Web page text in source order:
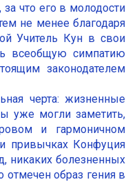
что его в молодости
не менее благодаря
Учитель Кун в свои
всеобщую симпатию
законодателем
черта: жизненные
уже могли заметить,
и гармоничном
привычках Конфуция
никаких болезненных
отмечен образ гения в